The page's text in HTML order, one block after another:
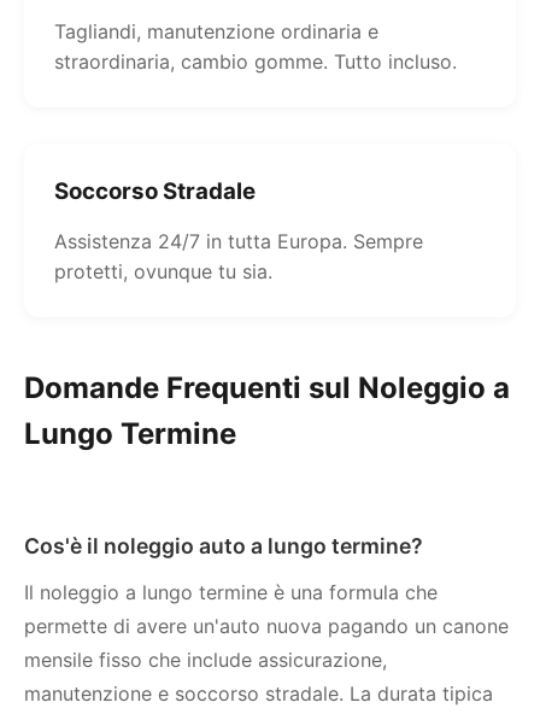
Tagliandi, manutenzione ordinaria e
straordinaria, cambio gomme. Tutto incluso.
Soccorso Stradale
Assistenza 24/7 in tutta Europa. Sempre
protetti, ovunque tu sia.
Domande Frequenti sul Noleggio a
Lungo Termine
Cos'è il noleggio auto a lungo termine?
Il noleggio a lungo termine è una formula che
permette di avere un'auto nuova pagando un canone
mensile fisso che include assicurazione,
manutenzione e soccorso stradale. La durata tipica